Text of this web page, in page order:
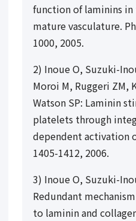
function of laminins in
mature vasculature.
1000, 2005.
2) Inoue O, Suzuki-
Moroi M, Ruggeri ZM,
Watson SP: Laminin
platelets through
dependent activation
1405-1412, 2006.
3) Inoue O, Suzuki-
Redundant
to laminin and